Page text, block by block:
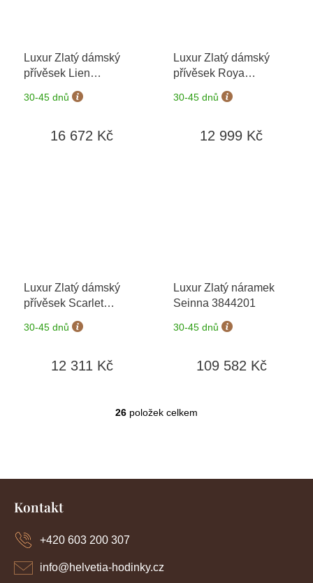
Luxur Zlatý dámský
přívěsek Lien
3870289-0-0-96
30-45 dnů
16 672 Kč
Luxur Zlatý dámský
přívěsek Roya
3820719-5-0-96
možnost výměny do 90
30-45 dnů
12 999 Kč
Luxur Zlatý dámský
přívěsek Scarlet
+ možnost
výměny do 90 dní
30-45 dnů
12 311 Kč
Luxur Zlatý náramek
Seinna 3844201
30-45 dnů
109 582 Kč
O
a
k
26 položek celkem
Kontakt
info@helvetia-hodinky.cz
+420 603 200 307